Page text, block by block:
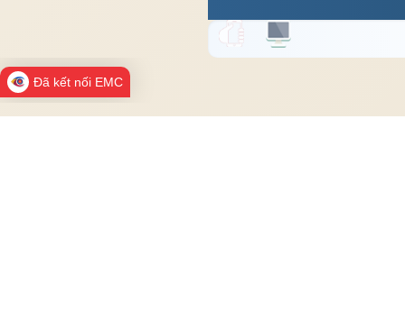
Đã kết nối EMC